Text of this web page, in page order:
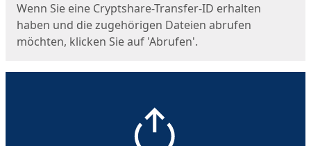
Wenn Sie eine Cryptshare-Transfer-ID erhalten
haben und die zugehörigen Dateien abrufen
möchten, klicken Sie auf 'Abrufen'.